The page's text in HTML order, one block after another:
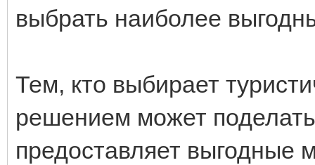
выбрать наиболее
Тем, кто выбирает
решением может
предоставляет выгодные